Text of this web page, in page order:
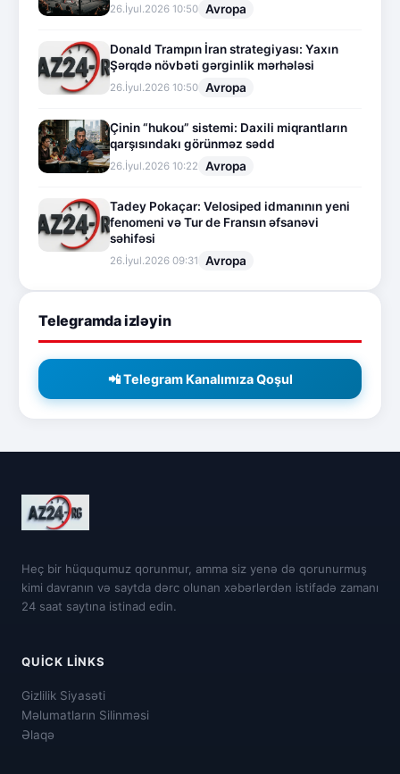
26.İyul.2026 10:50 Avropa
Donald Trampın İran strategiyası: Yaxın
Şərqdə növbəti gərginlik mərhələsi
26.İyul.2026 10:50 Avropa
Çinin “hukou” sistemi: Daxili miqrantların
qarşısındakı görünməz sədd
26.İyul.2026 10:22 Avropa
Tadey Pokaçar: Velosiped idmanının yeni
fenomeni və Tur de Fransın əfsanəvi
səhifəsi
26.İyul.2026 09:31 Avropa
Telegramda izləyin
📲 Telegram Kanalımıza Qoşul
Heç bir hüququmuz qorunmur, amma siz yenə də qorunurmuş
kimi davranın və saytda dərc olunan xəbərlərdən istifadə zamanı
24 saat saytına istinad edin.
QUICK LINKS
Gizlilik Siyasəti
Məlumatların Silinməsi
Əlaqə